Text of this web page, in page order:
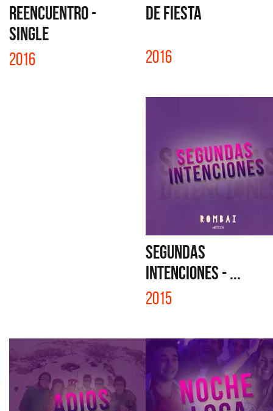
REENCUENTRO -
SINGLE
2016
DE FIESTA
2016
SEGUNDAS
INTENCIONES - ...
2015